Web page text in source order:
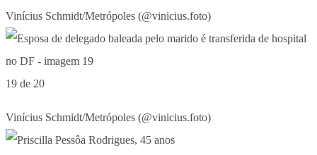
Vinícius Schmidt/Metrópoles (@vinicius.foto)
19 de 20
Vinícius Schmidt/Metrópoles (@vinicius.foto)